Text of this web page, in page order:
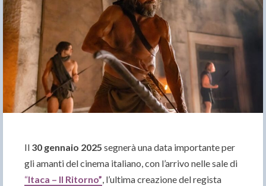
Il 30 gennaio 2025 segnerà una data importante per
gli amanti del cinema italiano, con l’arrivo nelle sale di
“Itaca – Il Ritorno”, l’ultima creazione del regista